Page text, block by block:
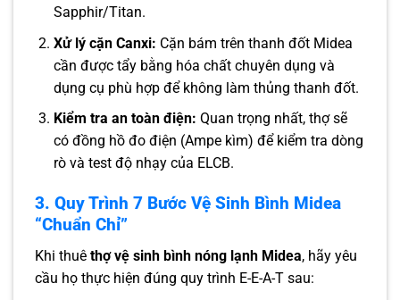
Sapphir/Titan.
Xử lý cặn Canxi: Cặn bám trên thanh đốt Midea
cần được tẩy bằng hóa chất chuyên dụng và
dụng cụ phù hợp để không làm thủng thanh đốt.
Kiểm tra an toàn điện: Quan trọng nhất, thợ sẽ
có đồng hồ đo điện (Ampe kìm) để kiểm tra dòng
rò và test độ nhạy của ELCB.
3. Quy Trình 7 Bước Vệ Sinh Bình Midea
“Chuẩn Chỉ”
Khi thuê thợ vệ sinh bình nóng lạnh Midea, hãy yêu
cầu họ thực hiện đúng quy trình E-E-A-T sau: